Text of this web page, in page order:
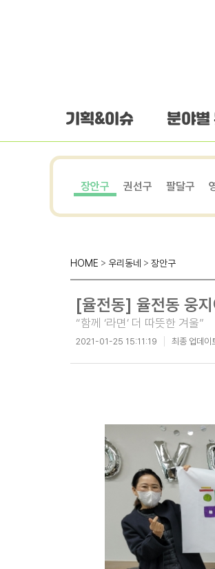
기획&이슈 분야별
장안구 권선구 팔달구
HOME > 우리동네 > 장안구
[율전동] 율전동 웅
“함께 ‘라면’ 더 따뜻한 겨울”
2021-01-25 15:11:19 최종 업데이